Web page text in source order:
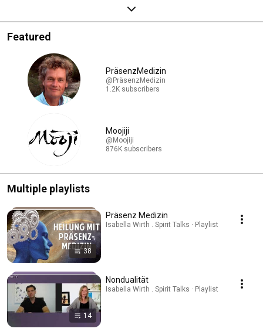
Featured
PräsenzMedizin
@PräsenzMedizin
1.2K subscribers
Moojiji
@Moojiji
876K subscribers
Multiple playlists
38
Präsenz Medizin
Isabella Wirth . Spirit Talks · Playlist
14
Nondualität
Isabella Wirth . Spirit Talks · Playlist